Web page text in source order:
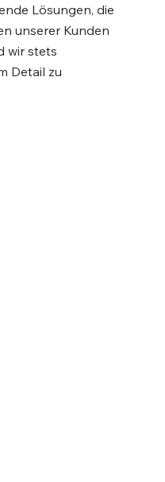
Lösungen, die
unserer Kunden
wir stets
Detail zu